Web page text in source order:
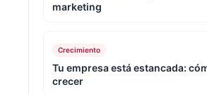
marketing
Crecimiento
Tu empresa está estancada:
crecer